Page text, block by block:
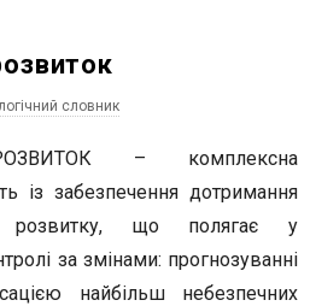
словник
– комплексна
із забезпечення дотримання
розвитку, що полягає у
за змінами: прогнозуванні
найбільш небезпечних